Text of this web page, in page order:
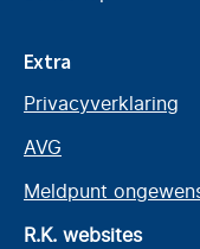
Extra
Privacyverklaring
AVG
Meldpunt
R.K. websites